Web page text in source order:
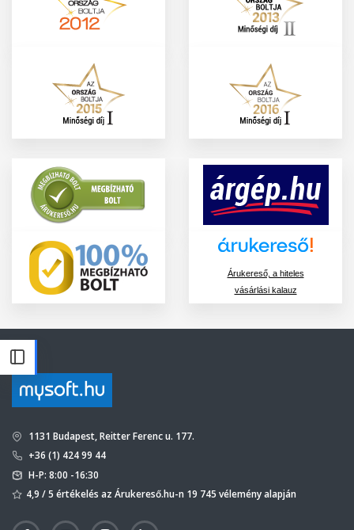
Árukereső, a hiteles
vásárlási kalauz
1131 Budapest, Reitter Ferenc u. 177.
+36 (1) 424 99 44
H-P: 8:00 -16:30
4,9 / 5 értékelés az Árukereső.hu-n 19 745 vélemény alapján